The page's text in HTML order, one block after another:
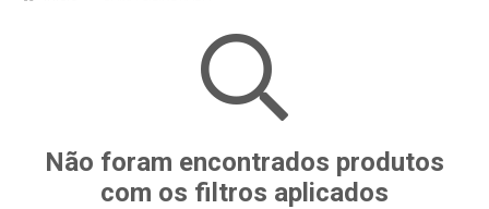
Não foram encontrados produtos
com os filtros aplicados